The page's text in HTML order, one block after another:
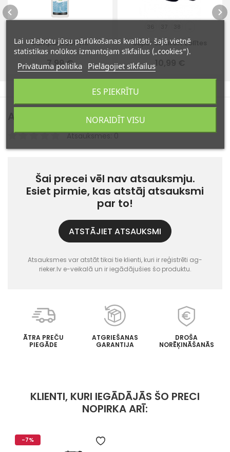
Šampūns 250 ml
7,99 €
Super comfort zolītes
10,99 €
Atsauksmes: 0
Šai precei vēl nav atsauksmju.
Esiet pirmie, kas atstāj atsauksmi
par to!
ATSTĀJIET ATSAUKSMI
Atsauksmes var atstāt tikai tie klienti, kuri ir reģistrēti ag-
rieker.lv e-veikalā un ir iegādājušies šo produktu.
ĀTRA PREČU
PIEGĀDE
ATGRIEŠANAS
GARANTIJA
DROŠA
NORĒĶINĀŠANĀS
KLIENTI, KURI IEGĀDĀJĀS ŠO PRECI
NOPIRKA ARĪ:
-7%
Lai uzlabotu jūsu pārlūkošanas kvalitāti, šajā vietnē
statistikas nolūkos izmantojam sīkfailus („cookies“).
Privātuma politika Pielāgojiet sīkfailus
NORAIDĪT VISU
ES PIEKRĪTU